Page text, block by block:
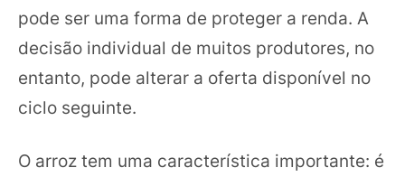
pode ser uma forma de proteger a renda. A
decisão individual de muitos produtores, no
entanto, pode alterar a oferta disponível no
ciclo seguinte.
O arroz tem uma característica importante: é